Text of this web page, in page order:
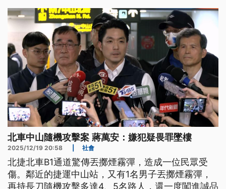
北車中山隨機攻擊案 蔣萬安：嫌犯疑畏罪墜樓
2025/12/19 20:58 社會
北捷北車B1通道驚傳丟擲煙霧彈，造成一位民眾受
傷。鄰近的捷運中山站，又有1名男子丟擲煙霧彈，
再持長刀隨機攻擊多達4、5名路人，還一度闖進誠品